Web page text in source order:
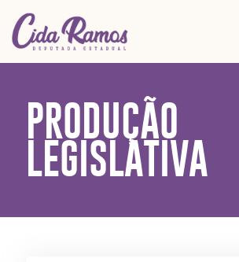
PRODUÇÃO
LEGISLATIVA